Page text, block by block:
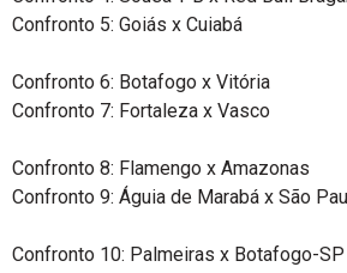
Confronto 5: Goiás x Cuiabá
Confronto 6: Botafogo x Vitória
Confronto 7: Fortaleza x Vasco
Confronto 8: Flamengo x Amazonas
Confronto 9: Águia de Marabá x São
Confronto 10: Palmeiras x Botafogo-SP